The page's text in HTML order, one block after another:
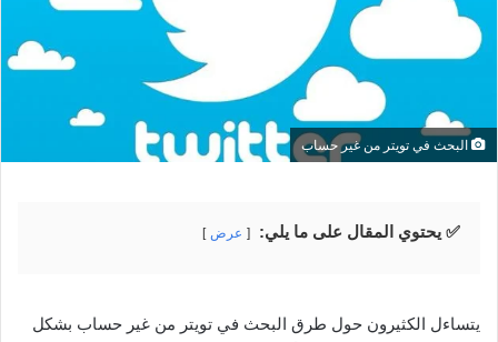
البحث في تويتر من غير حساب
✅ يحتوي المقال على ما يلي: عرض
يتساءل الكثيرون حول طرق البحث في تويتر من غير حساب بشكل